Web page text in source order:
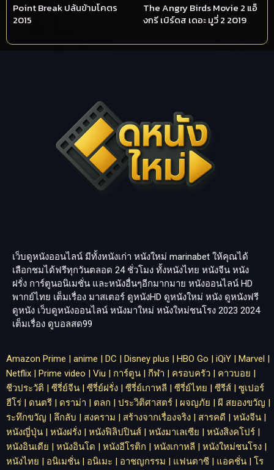
Point Break ปล้นข้ามโคตร
2015
The Angry Birds Movie 2 แอ็
งกรี เบิร์ดส เดอะ มูวี่ 2 2019
เว็บดูหนังออนไลน์ มีทั้งหนังเก่า หนังใหม่ marinabet ให้คุณได้
เลือกชมได้ฟรีทุกวันตลอด 24 ชั่วโมง ทั้งหนังไทย หนังจีน หนัง
ฝรั่ง การ์ตูนอนิเมชั่น และหนังอื่นๆอีกมากมาย หนังออนไลน์ HD
พากย์ไทย เต็มเรื่อง มาสเตอร์ ดูหนังHD ดูหนังใหม่ หนัง ดูหนังฟรี
ดูหนัง เว็บดูหนังออนไลน์ หนังมาใหม่ หนังใหม่ชนโรง 2023 2024
เต็มเรื่อง ดูบอลสด99
Amazon Prime | anime | DC | Disney plus | HBO Go | iQiY | Marvel |
Netflix | Prime video | Viu | การ์ตูน | กีฬา | ครอบครัว | คาวบอย |
ชีวประวัติ | ซีรี่ย์จีน | ซีรี่ย์ฝรั่ง | ซีรี่ย์เกาหลี | ซีรี่ย์ไทย | ซีรีส์ | ซูเปอร์
ฮีโร่ | ดนตรี | ดราม่า | ตลก | ประวิติศาสตร์ | ผจญภัย | ผี สยองขวัญ |
ระทึกขวัญ | ลึกลับ | สงคราม | สร้างจากเรื่องจริง | สารคดี | หนังจีน |
หนังญี่ปุ่น | หนังฝรั่ง | หนังฟิลิปปินส์ | หนังมาเลเซีย | หนังสิงคโปร์ |
หนังอินเดีย | หนังอินโด | หนังอีโรติก | หนังเกาหลี | หนังใหม่ชนโรง |
หนังไทย | อนิเมชั่น | อนิเมะ | อาชญกรรม | แฟนตาซี | แอคชั่น | โร